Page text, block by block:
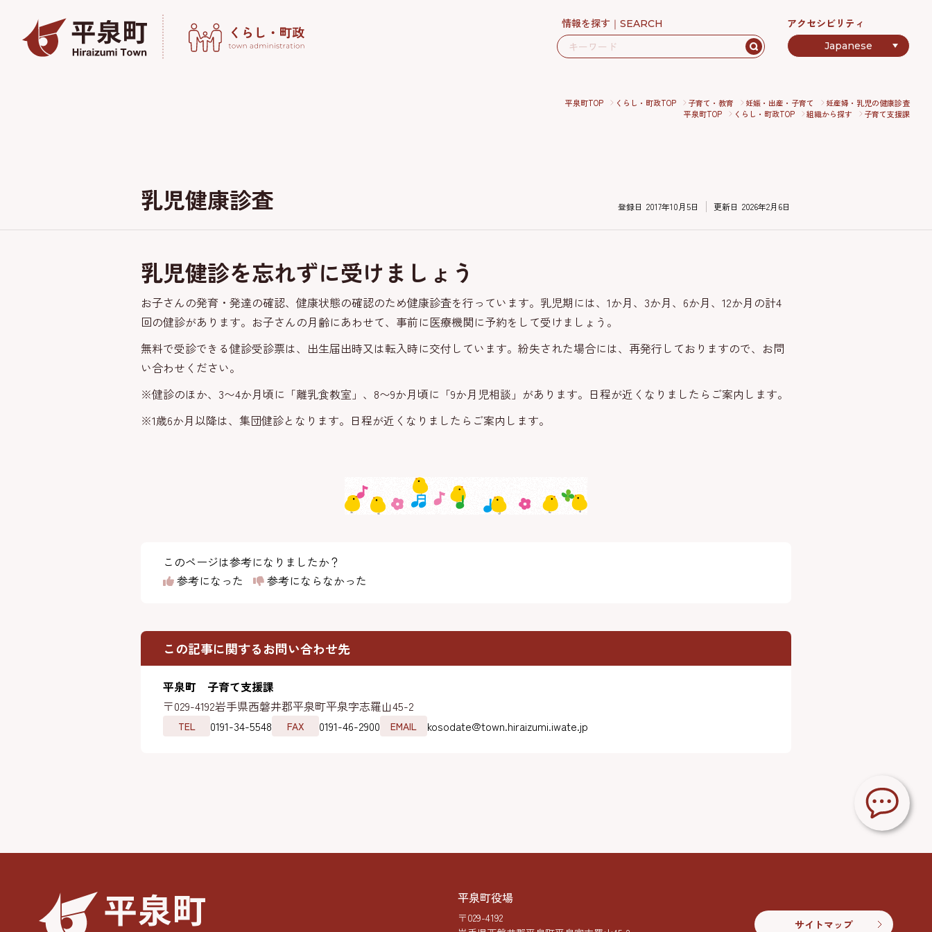
情報を探す SEARCH アクセシビリティ
平泉町TOP くらし・町政TOP 子育て・教育 妊娠・出産・子育て
妊産婦・乳児の健康診査
平泉町TOP
くらし・町政TOP 組織から探す 子育て支援課
乳児健康診査 登録日 2017年10月5日 更新日 2026年2月6日
乳児健診を忘れずに受けましょう
お子さんの発育・発達の確認、健康状態の確認のため健康診査を行っています。乳児期には、1か月、3か月、6か月、12か月の計4
回の健診があります。お子さんの月齢にあわせて、事前に医療機関に予約をして受けましょう。
無料で受診できる健診受診票は、出生届出時又は転入時に交付しています。紛失された場合には、再発行しておりますので、お問
い合わせください。
※健診のほか、3〜4か月頃に「離乳食教室」、8〜9か月頃に「9か月児相談」があります。日程が近くなりましたらご案内します。
※1歳6か月以降は、集団健診となります。日程が近くなりましたらご案内します。
このページは参考になりましたか？
参考になった
参考にならなかった
この記事に関するお問い合わせ先
平泉町 子育て支援課
〒029-4192岩手県西磐井郡平泉町平泉字志羅山45-2
TEL 0191-34-5548 FAX 0191-46-2900 EMAIL kosodate@town.hiraizumi.iwate.jp
平泉町役場
〒029-4192
サイトマップ